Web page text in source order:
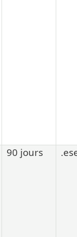
90 jours